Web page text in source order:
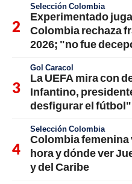
Selección Colombia
Experimentado
Colombia rechaza
2026; "no fue
Gol Caracol
La UEFA mira con
Infantino,
desfigurar el fútbol"
Selección Colombia
Colombia femenina
hora y dónde ver
y del Caribe